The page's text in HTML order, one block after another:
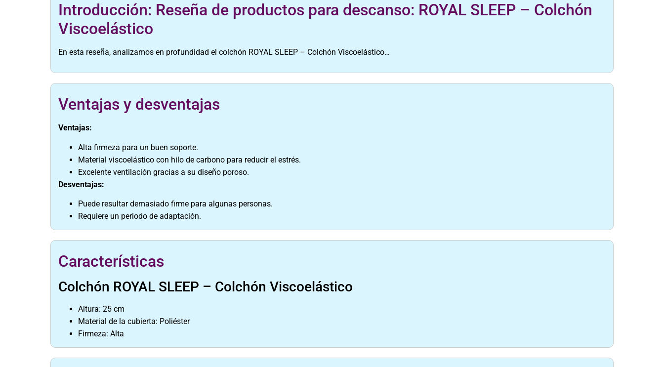
Introducción: Reseña de productos para descanso: ROYAL SLEEP – Colchón
Viscoelástico
En esta reseña, analizamos en profundidad el colchón ROYAL SLEEP – Colchón Viscoelástico…
Ventajas y desventajas
Ventajas:
Alta firmeza para un buen soporte.
Material viscoelástico con hilo de carbono para reducir el estrés.
Excelente ventilación gracias a su diseño poroso.
Desventajas:
Puede resultar demasiado firme para algunas personas.
Requiere un periodo de adaptación.
Características
Colchón ROYAL SLEEP – Colchón Viscoelástico
Altura: 25 cm
Material de la cubierta: Poliéster
Firmeza: Alta